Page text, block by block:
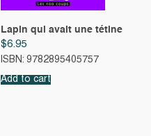
Lapin qui avait une tétine
$6.95
ISBN: 9782895405757
Add to cart